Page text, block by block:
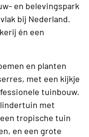
en belevingspark
bij Nederland.
én een
en planten
met een kijkje
tuinbouw.
met
tropische tuin
en een grote